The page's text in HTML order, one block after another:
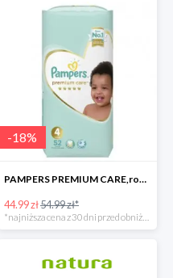
-18%
PAMPERS PREMIUM CARE,rozmiar 4, 52 pieluszki 9kg-14kg
44.99 zł54.99 zł*
*najniższa cena z 30 dni przed obniżką